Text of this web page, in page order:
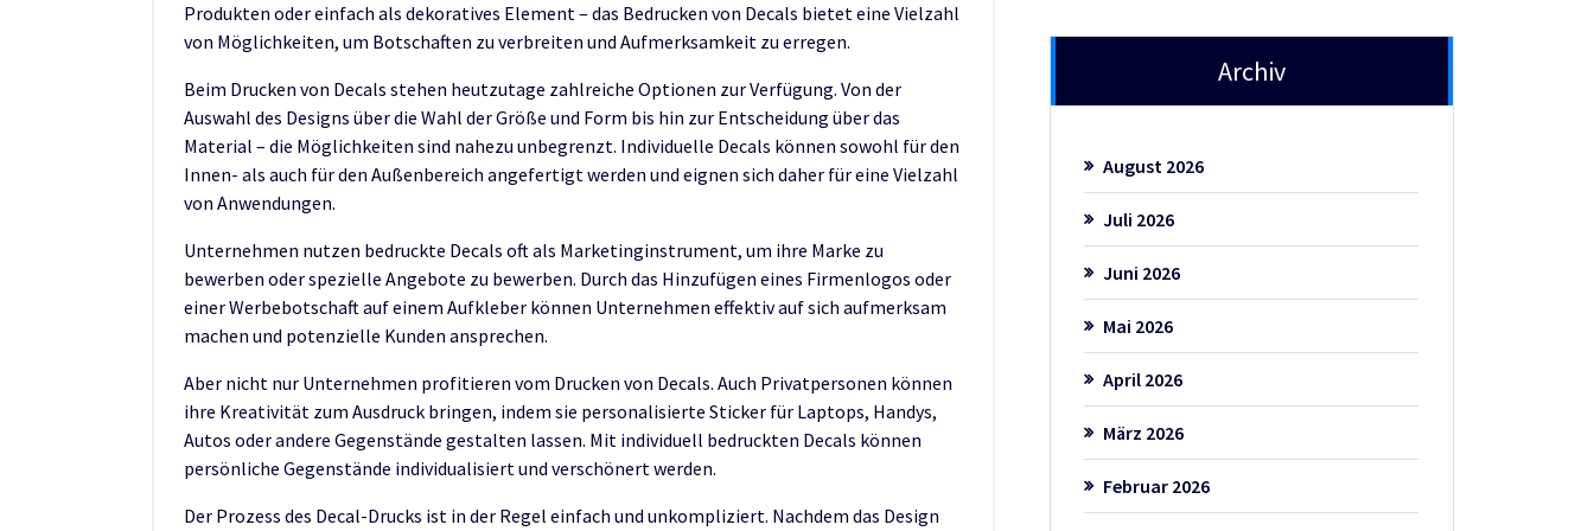
Produkten oder einfach als dekoratives Element – das Bedrucken von Decals bietet eine Vielzahl
von Möglichkeiten, um Botschaften zu verbreiten und Aufmerksamkeit zu erregen.
Beim Drucken von Decals stehen heutzutage zahlreiche Optionen zur Verfügung. Von der
Auswahl des Designs über die Wahl der Größe und Form bis hin zur Entscheidung über das
Material – die Möglichkeiten sind nahezu unbegrenzt. Individuelle Decals können sowohl für den
Innen- als auch für den Außenbereich angefertigt werden und eignen sich daher für eine Vielzahl
von Anwendungen.
Unternehmen nutzen bedruckte Decals oft als Marketinginstrument, um ihre Marke zu
bewerben oder spezielle Angebote zu bewerben. Durch das Hinzufügen eines Firmenlogos oder
einer Werbebotschaft auf einem Aufkleber können Unternehmen effektiv auf sich aufmerksam
machen und potenzielle Kunden ansprechen.
Aber nicht nur Unternehmen profitieren vom Drucken von Decals. Auch Privatpersonen können
ihre Kreativität zum Ausdruck bringen, indem sie personalisierte Sticker für Laptops, Handys,
Autos oder andere Gegenstände gestalten lassen. Mit individuell bedruckten Decals können
persönliche Gegenstände individualisiert und verschönert werden.
Der Prozess des Decal-Drucks ist in der Regel einfach und unkompliziert. Nachdem das Design
Archiv
August 2026
Juli 2026
Juni 2026
Mai 2026
April 2026
März 2026
Februar 2026